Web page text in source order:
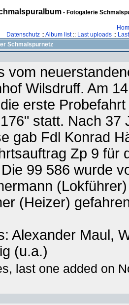
- Fotogalerie
Datenschutz::Album list:: Last uploads::
Schmalspurnetz
vom
Wilsdruff. Am
erste
statt. Nach 37
gab Fdl Konrad
Zp 9 für
99 586 wurde
(Heizer)
Alexander Maul,
(u.a.)
last one added on